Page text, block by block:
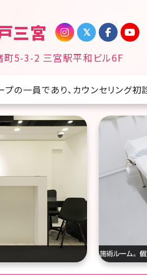
三宮
町5-3-2 三宮駅平和ビル6F
プの一員であり、カウンセリング初